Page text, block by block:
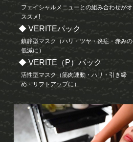
フェイシャルメニューとの組み合わせがオ
ススメ!
◆ VERITEパック
鎮静型マスク（ハリ・ツヤ・炎症・赤みの
低減に）
◆ VERITE（P）パック
活性型マスク（筋肉運動・ハリ・引き締
め・リフトアップに）